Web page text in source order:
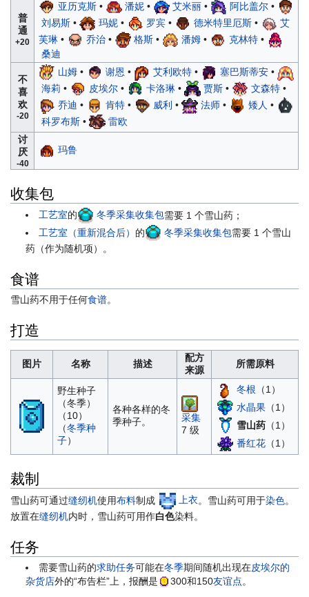
普
通
+20
亚历克斯• 潘妮• 艾米丽• 阿比盖尔•
刘易斯• 玛妮• 罗宾• 德米特里厄斯•
艾
芙琳• 乔治• 格斯• 潘姆• 克林特•
桑迪
不
喜
欢
-20
山姆• 谢恩 • 艾利欧特• 塞巴斯蒂安•
海莉 • 皮埃尔• 卡洛琳• 贾斯• 文森特•
乔迪 • 肯特• 威利 • 法师• 矮人 •
科罗布斯•
雷欧
讨
厌
-40
玛鲁
收集包
工艺室的 冬季采集收集包需要 1 个雪山药；
工艺室（重新混合后） 的 冬季采集收集包需要 1 个雪山
药（作为随机项）。
食谱
雪山药不用于任何食谱。
打造
图片 名称 描述
配方
来源
所需原料
野生种子
（冬季）
（10）
（冬季种
子）
各种各样的冬
季种子。
采集
7 级
冬根 （1）
水晶果（1）
雪山药（1）
番红花（1）
裁制
雪山药可通过缝纫机使用布料制成 上衣。雪山药可用于染色。
放置在缝纫机内时，雪山药可用作白色染料。
任务
需要雪山药的求助任务可能在冬季期间随机出现在皮埃尔的
杂货店外的“布告栏”上，报酬是 300和150友谊点。